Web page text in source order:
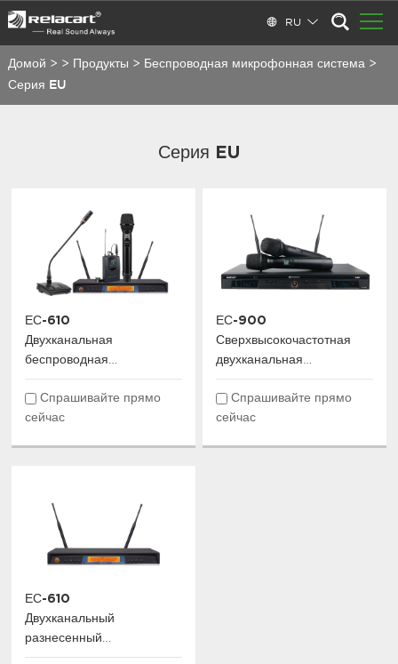
RU
Домой > > Продукты > Беспроводная микрофонная система >
Серия EU
Серия EU
ЕС-610
Двухканальная
беспроводная
микрофонная система
True Diversity
Спрашивайте прямо
сейчас
ЕС-900
Сверхвысокочастотная
двухканальная
беспроводная
микрофонная система
Спрашивайте прямо
сейчас
ЕС-610
Двухканальный
разнесенный
Беспроводной приемник